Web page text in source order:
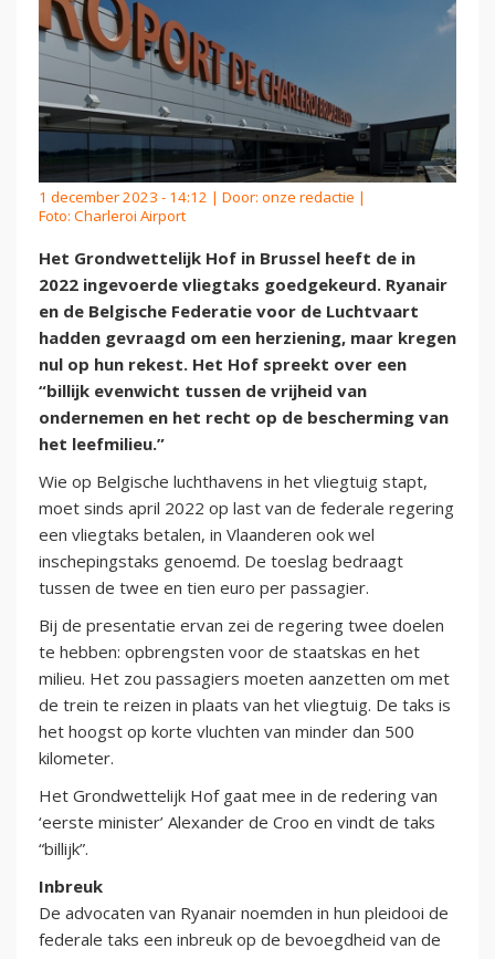
1 december 2023 - 14:12 | Door: onze redactie |
Foto: Charleroi Airport
Het Grondwettelijk Hof in Brussel heeft de in
2022 ingevoerde vliegtaks goedgekeurd. Ryanair
en de Belgische Federatie voor de Luchtvaart
hadden gevraagd om een herziening, maar kregen
nul op hun rekest. Het Hof spreekt over een
“billijk evenwicht tussen de vrijheid van
ondernemen en het recht op de bescherming van
het leefmilieu.”
Wie op Belgische luchthavens in het vliegtuig stapt,
moet sinds april 2022 op last van de federale regering
een vliegtaks betalen, in Vlaanderen ook wel
inschepingstaks genoemd. De toeslag bedraagt
tussen de twee en tien euro per passagier.
Bij de presentatie ervan zei de regering twee doelen
te hebben: opbrengsten voor de staatskas en het
milieu. Het zou passagiers moeten aanzetten om met
de trein te reizen in plaats van het vliegtuig. De taks is
het hoogst op korte vluchten van minder dan 500
kilometer.
Het Grondwettelijk Hof gaat mee in de redering van
‘eerste minister’ Alexander de Croo en vindt de taks
“billijk”.
Inbreuk
De advocaten van Ryanair noemden in hun pleidooi de
federale taks een inbreuk op de bevoegdheid van de